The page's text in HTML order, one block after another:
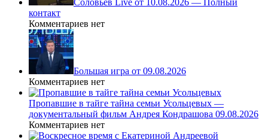
контакт
Комментариев нет
Большая игра от 09.08.2026
Комментариев нет
Пропавшие в тайге тайна семьи Усольцевых —
документальный фильм Андрея Кондрашова 09.08.2026
Комментариев нет